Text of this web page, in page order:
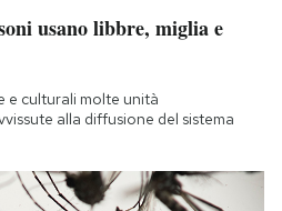
usano libbre, miglia e
e culturali molte unità
alla diffusione del sistema